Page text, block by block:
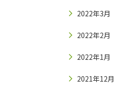
2022年3月
2022年2月
2022年1月
2021年12月